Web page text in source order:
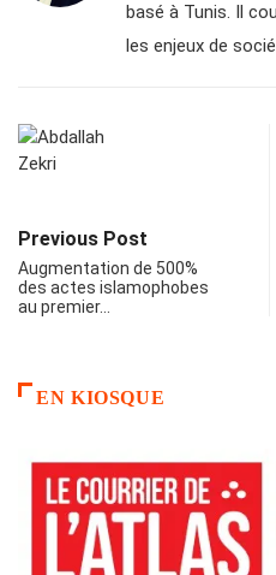
basé à Tunis. Il
les enjeux de
Previous Post
Augmentation de 500%
des actes islamophobes
au premier…
EN KIOSQUE